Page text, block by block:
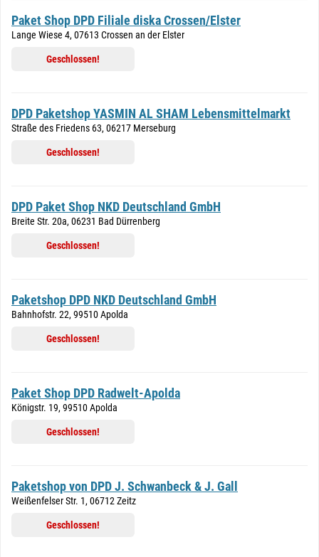
Paket Shop DPD Filiale diska Crossen/Elster
Lange Wiese 4, 07613 Crossen an der Elster
Geschlossen!
DPD Paketshop YASMIN AL SHAM Lebensmittelmarkt
Straße des Friedens 63, 06217 Merseburg
Geschlossen!
DPD Paket Shop NKD Deutschland GmbH
Breite Str. 20a, 06231 Bad Dürrenberg
Geschlossen!
Paketshop DPD NKD Deutschland GmbH
Bahnhofstr. 22, 99510 Apolda
Geschlossen!
Paket Shop DPD Radwelt-Apolda
Königstr. 19, 99510 Apolda
Geschlossen!
Paketshop von DPD J. Schwanbeck & J. Gall
Weißenfelser Str. 1, 06712 Zeitz
Geschlossen!